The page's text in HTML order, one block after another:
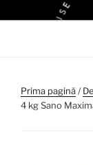
la
ACM
ACM VIRTUAL
Prima pagină/
4 kg Sano